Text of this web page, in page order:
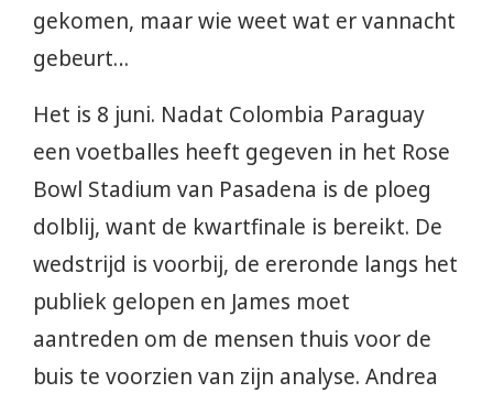
gekomen, maar wie weet wat er vannacht
gebeurt…
Het is 8 juni. Nadat Colombia Paraguay
een voetballes heeft gegeven in het Rose
Bowl Stadium van Pasadena is de ploeg
dolblij, want de kwartfinale is bereikt. De
wedstrijd is voorbij, de ereronde langs het
publiek gelopen en James moet
aantreden om de mensen thuis voor de
buis te voorzien van zijn analyse. Andrea